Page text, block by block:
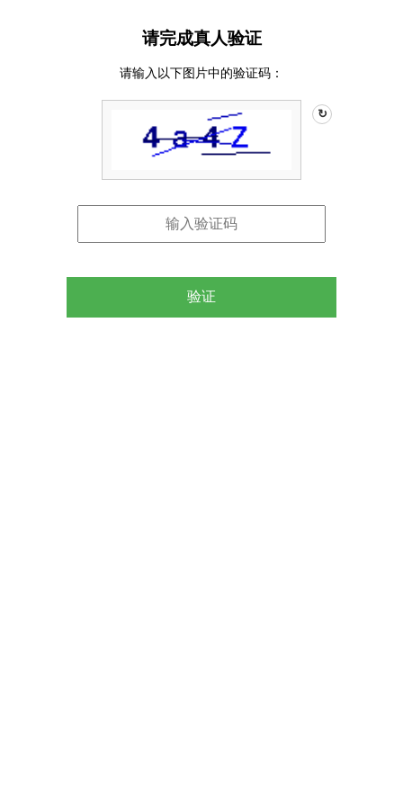
请完成真人验证
请输入以下图片中的验证码：
↻
验证